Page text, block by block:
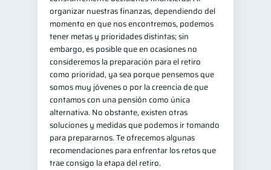
organizar nuestras finanzas, dependiendo del
momento en que nos encontremos, podemos
tener metas y prioridades distintas; sin
embargo, es posible que en ocasiones no
consideremos la preparación para el retiro
como prioridad, ya sea porque pensemos que
somos muy jóvenes o por la creencia de que
contamos con una pensión como única
alternativa. No obstante, existen otras
soluciones y medidas que podemos ir tomando
para prepararnos. Te ofrecemos algunas
recomendaciones para enfrentar los retos que
trae consigo la etapa del retiro.